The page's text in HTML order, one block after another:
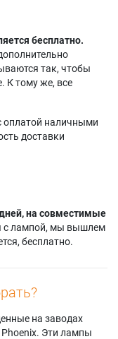
бесплатно.
так, чтобы
К тому же, все
оплатой наличными
доставки
на совместимые
с лампой, мы вышлем
бесплатно.
на заводах
Phoenix. Эти лампы